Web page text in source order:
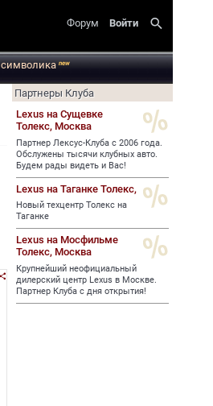
Форум Войти search
символикаnew

Партнеры Клуба
Lexus на Сущевке
Толекс, Москва
Партнер Лексус-Клуба с 2006 года.
Обслужены тысячи клубных авто.
Будем рады видеть и Вас!
Lexus на Таганке Толекс,
Новый техцентр Толекс на
Таганке
Lexus на Мосфильме
Толекс, Москва
Крупнейший неофициальный
дилерский центр Lexus в Москве.
Партнер Клуба с дня открытия!